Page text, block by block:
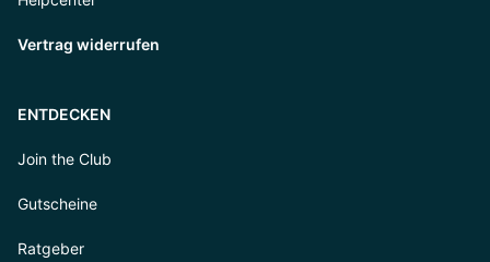
Vertrag widerrufen
ENTDECKEN
Join the Club
Gutscheine
Ratgeber